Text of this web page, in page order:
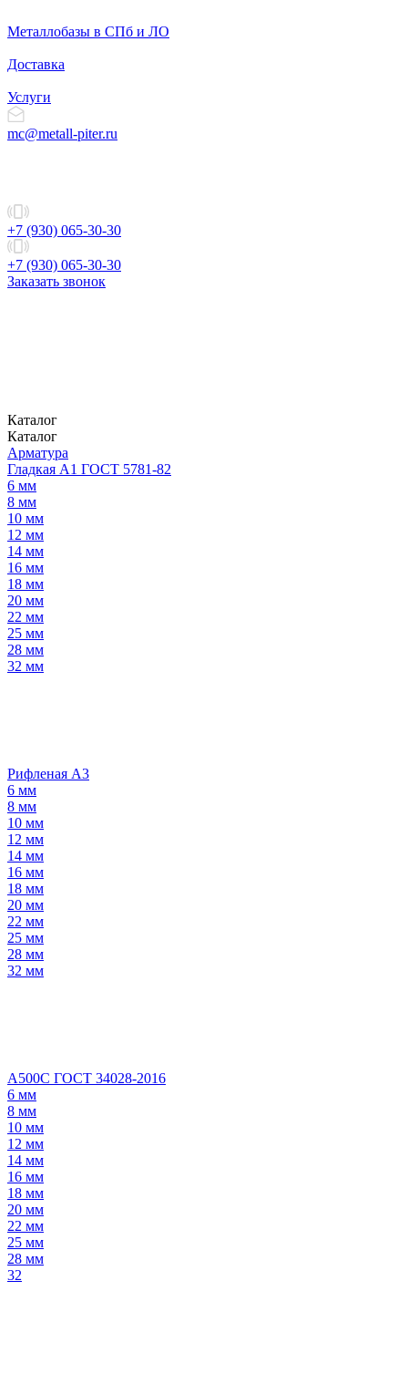
Металлобазы в СПб и ЛО
Доставка
Услуги
mc@metall-piter.ru
+7 (930) 065-30-30
+7 (930) 065-30-30
Заказать звонок
Каталог
Каталог
Арматура
Гладкая А1 ГОСТ 5781-82
6 мм
8 мм
10 мм
12 мм
14 мм
16 мм
18 мм
20 мм
22 мм
25 мм
28 мм
32 мм
Рифленая А3
6 мм
8 мм
10 мм
12 мм
14 мм
16 мм
18 мм
20 мм
22 мм
25 мм
28 мм
32 мм
А500С ГОСТ 34028-2016
6 мм
8 мм
10 мм
12 мм
14 мм
16 мм
18 мм
20 мм
22 мм
25 мм
28 мм
32